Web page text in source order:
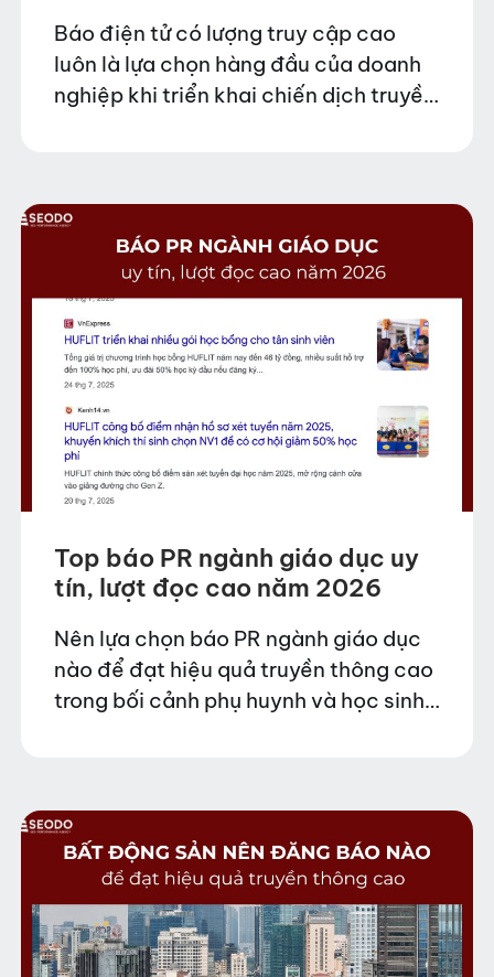
Báo điện tử có lượng truy cập cao
luôn là lựa chọn hàng đầu của doanh
nghiệp khi triển khai chiến dịch truyền
Top báo PR ngành giáo dục uy
tín, lượt đọc cao năm 2026
Nên lựa chọn báo PR ngành giáo dục
nào để đạt hiệu quả truyền thông cao
trong bối cảnh phụ huynh và học sinh